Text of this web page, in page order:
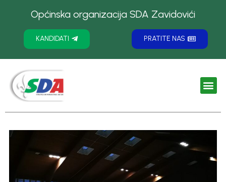
Općinska organizacija SDA Zavidovići
KANDIDATI PRATITE NAS